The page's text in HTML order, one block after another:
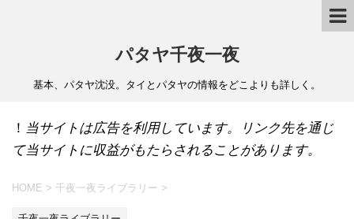
パタヤ千夜一夜
基本、パタヤ沈没。タイとパタヤの情報をどこよりも詳しく。
！ 当サイトは広告を利用しています。リンク先を通じ
て当サイトに収益がもたらされることがあります。
HOME > 千夜一夜ライブラリー >